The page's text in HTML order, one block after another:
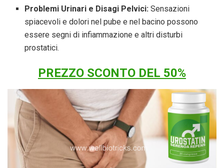
Problemi Urinari e Disagi Pelvici: Sensazioni
spiacevoli e dolori nel pube e nel bacino possono
essere segni di infiammazione e altri disturbi
prostatici.
PREZZO SCONTO DEL 50%